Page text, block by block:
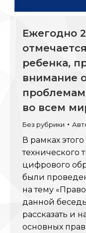
Ежегодно
ребенка,
внимание
во всем
Без рубрики
В рамках
технического
цифрового
были
на тему
данной
рассказать и
основных